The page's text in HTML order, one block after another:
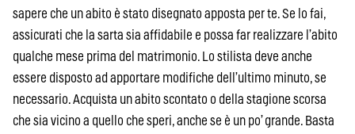
sapere che un abito è stato disegnato apposta per te. Se lo fai,
assicurati che la sarta sia affidabile e possa far realizzare l’abito
qualche mese prima del matrimonio. Lo stilista deve anche
essere disposto ad apportare modifiche dell’ultimo minuto, se
necessario. Acquista un abito scontato o della stagione scorsa
che sia vicino a quello che speri, anche se è un po’ grande. Basta